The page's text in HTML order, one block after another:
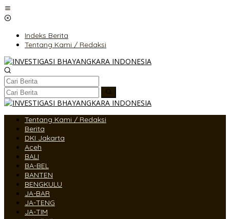
Lewati
ke
Indeks Berita
Tentang Kami / Redaksi
Tentang Kami / Redaksi
Berita
DKI Jakarta
Aceh
BALI
BA-BEL
BANTEN
BENGKULU
JA-BAR
JA-TENG
JA-TIM